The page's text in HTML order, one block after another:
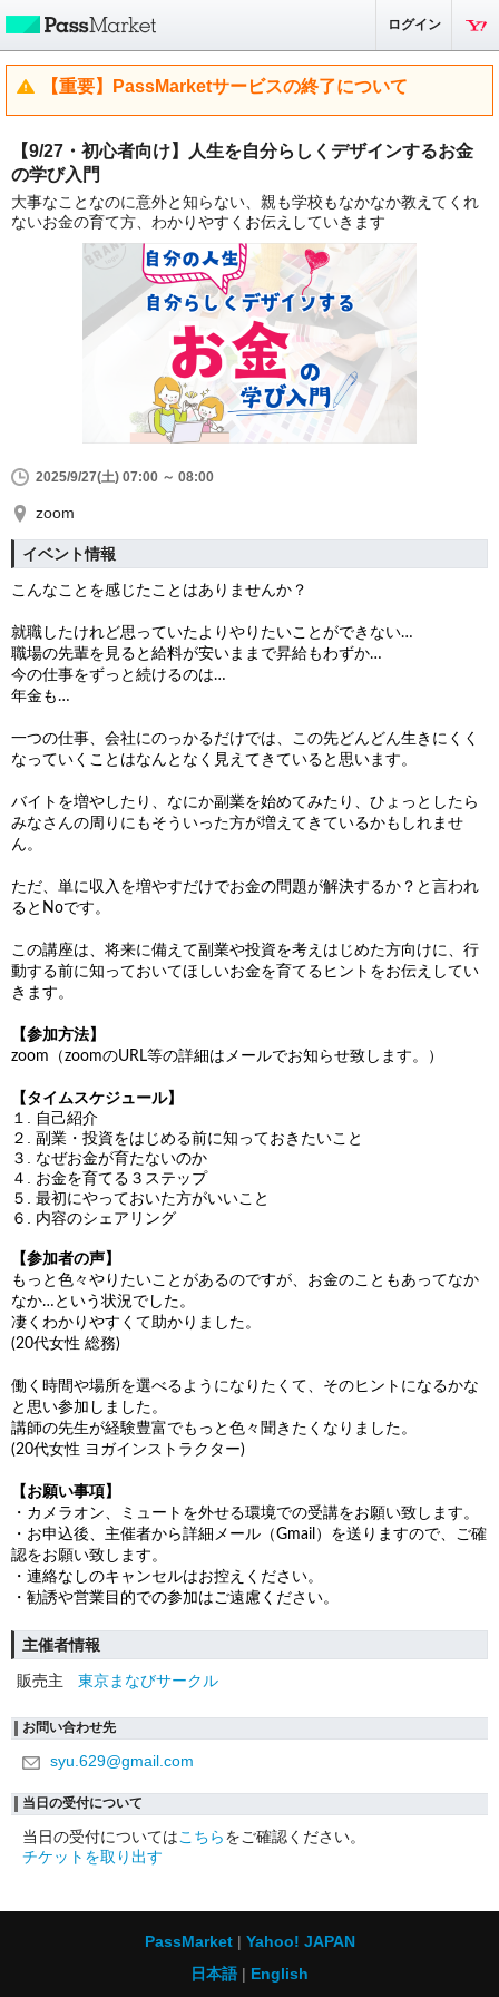
ログイン
【重要】PassMarketサービスの終了について
【9/27・初心者向け】人生を自分らしくデザインするお金
の学び入門
大事なことなのに意外と知らない、親も学校もなかなか教えてくれ
ないお金の育て方、わかりやすくお伝えしていきます
2025/9/27(土) 07:00 ～ 08:00
zoom
イベント情報
こんなことを感じたことはありませんか？
就職したけれど思っていたよりやりたいことができない…
職場の先輩を見ると給料が安いままで昇給もわずか…
今の仕事をずっと続けるのは…
年金も…
一つの仕事、会社にのっかるだけでは、この先どんどん生きにくく
なっていくことはなんとなく見えてきていると思います。
バイトを増やしたり、なにか副業を始めてみたり、ひょっとしたら
みなさんの周りにもそういった方が増えてきているかもしれませ
ん。
ただ、単に収入を増やすだけでお金の問題が解決するか？と言われ
るとNoです。
この講座は、将来に備えて副業や投資を考えはじめた方向けに、行
動する前に知っておいてほしいお金を育てるヒントをお伝えしてい
きます。
【参加方法】
zoom（zoomのURL等の詳細はメールでお知らせ致します。）
【タイムスケジュール】
１. 自己紹介
２. 副業・投資をはじめる前に知っておきたいこと
３. なぜお金が育たないのか
４. お金を育てる３ステップ
５. 最初にやっておいた方がいいこと
６. 内容のシェアリング
【参加者の声】
もっと色々やりたいことがあるのですが、お金のこともあってなか
なか…という状況でした。
凄くわかりやすくて助かりました。
(20代女性 総務)
働く時間や場所を選べるようになりたくて、そのヒントになるかな
と思い参加しました。
講師の先生が経験豊富でもっと色々聞きたくなりました。
(20代女性 ヨガインストラクター)
【お願い事項】
・カメラオン、ミュートを外せる環境での受講をお願い致します。
・お申込後、主催者から詳細メール（Gmail）を送りますので、ご確
認をお願い致します。
・連絡なしのキャンセルはお控えください。
・勧誘や営業目的での参加はご遠慮ください。
主催者情報
販売主
東京まなびサークル
お問い合わせ先
syu.629@gmail.com
当日の受付について
当日の受付についてはこちらをご確認ください。
チケットを取り出す
PassMarket
Yahoo! JAPAN
日本語
English